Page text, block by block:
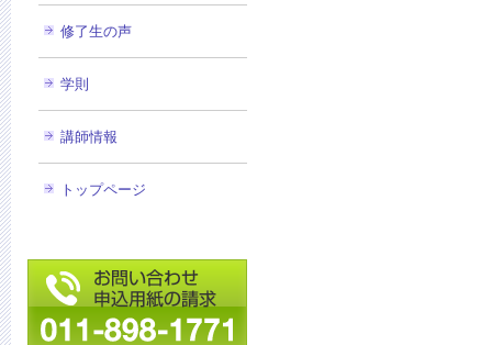
修了生の声
学則
講師情報
トップページ